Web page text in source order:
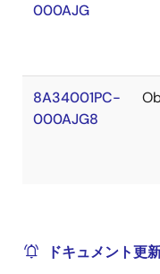
000AJG
8A34001PC-
000AJG8
ドキュメント更